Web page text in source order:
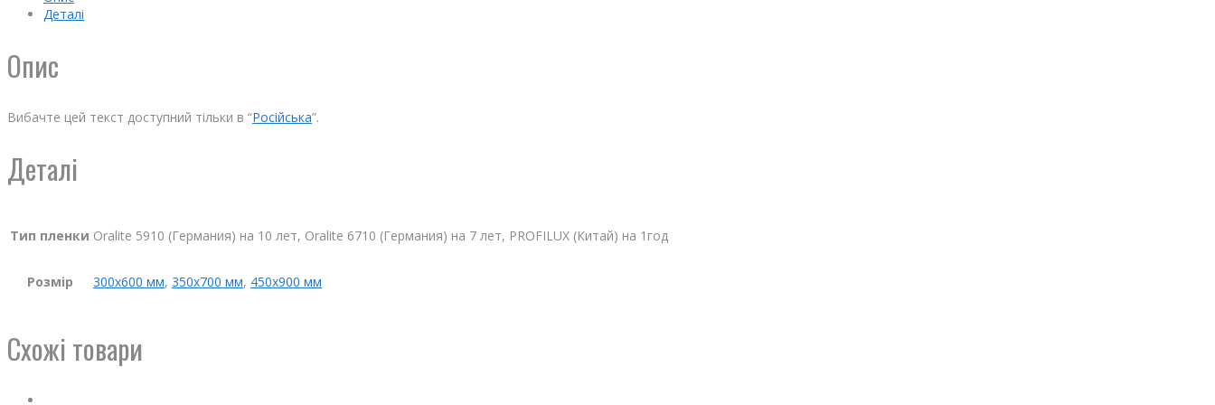
Деталі
Опис
Вибачте цей текст доступний тільки в “Російська”.
Деталі
Тип пленки Oralite 5910 (Германия) на 10 лет, Oralite 6710 (Германия) на 7 лет, PROFILUX (Китай) на 1год
Розмір 300х600 мм, 350х700 мм, 450х900 мм
Схожі товари